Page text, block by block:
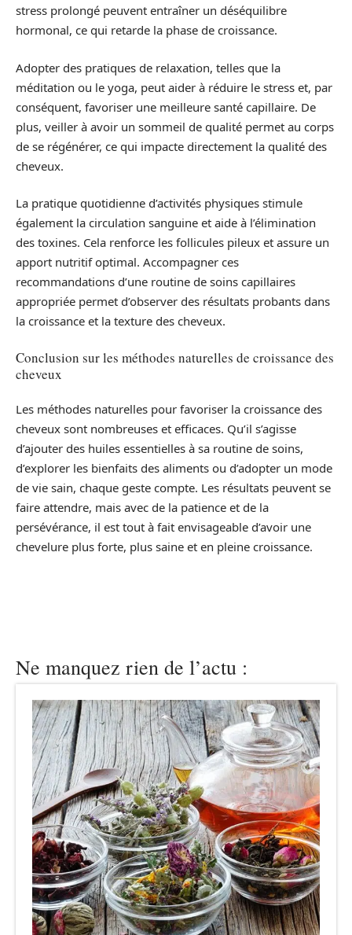
stress prolongé peuvent entraîner un déséquilibre
hormonal, ce qui retarde la phase de croissance.
Adopter des pratiques de relaxation, telles que la
méditation ou le yoga, peut aider à réduire le stress et, par
conséquent, favoriser une meilleure santé capillaire. De
plus, veiller à avoir un sommeil de qualité permet au corps
de se régénérer, ce qui impacte directement la qualité des
cheveux.
La pratique quotidienne d’activités physiques stimule
également la circulation sanguine et aide à l’élimination
des toxines. Cela renforce les follicules pileux et assure un
apport nutritif optimal. Accompagner ces
recommandations d’une routine de soins capillaires
appropriée permet d’observer des résultats probants dans
la croissance et la texture des cheveux.
Conclusion sur les méthodes naturelles de croissance des
cheveux
Les méthodes naturelles pour favoriser la croissance des
cheveux sont nombreuses et efficaces. Qu’il s’agisse
d’ajouter des huiles essentielles à sa routine de soins,
d’explorer les bienfaits des aliments ou d’adopter un mode
de vie sain, chaque geste compte. Les résultats peuvent se
faire attendre, mais avec de la patience et de la
persévérance, il est tout à fait envisageable d’avoir une
chevelure plus forte, plus saine et en pleine croissance.
Ne manquez rien de l’actu :